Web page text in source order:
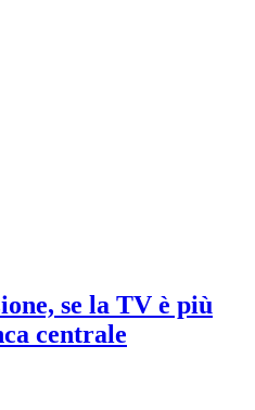
se la TV è più
centrale